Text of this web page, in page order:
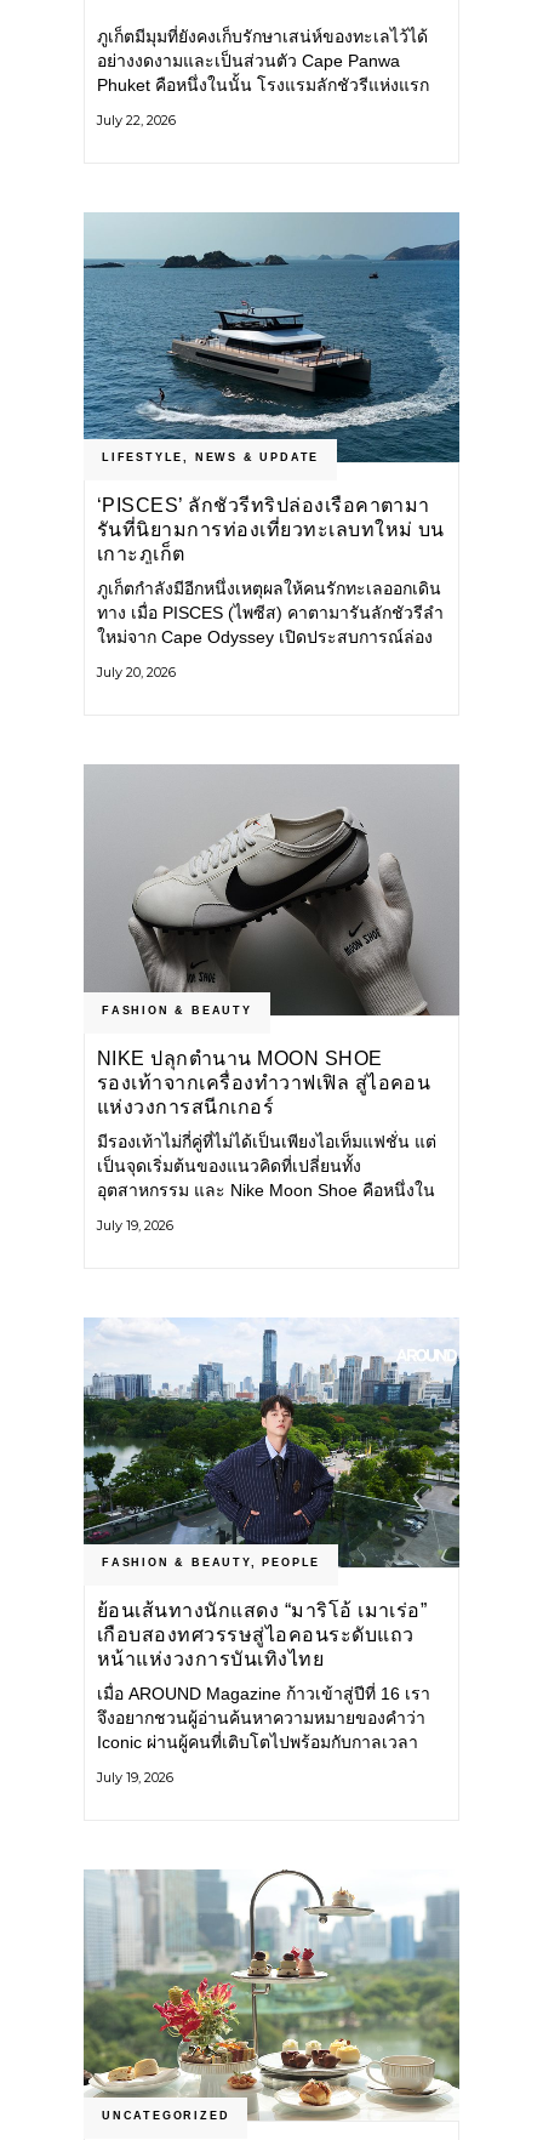
ภูเก็ตมีมุมที่ยังคงเก็บรักษาเสน่ห์ของทะเลไว้ได้
อย่างงดงามและเป็นส่วนตัว Cape Panwa
Phuket คือหนึ่งในนั้น โรงแรมลักชัวรีแห่งแรก
แหลมพันวา ทางตะวันออกเฉียงใต้ของเกาะ
July 22, 2026
LIFESTYLE, NEWS & UPDATE
‘PISCES’ ลักชัวรีทริปล่องเรือคาตามา
รันที่นิยามการท่องเที่ยวทะเลบทใหม่ บน
เกาะภูเก็ต
ภูเก็ตกำลังมีอีกหนึ่งเหตุผลให้คนรักทะเลออกเดิน
ทาง เมื่อ PISCES (ไพซีส) คาตามารันลักชัวรีลำ
ใหม่จาก Cape Odyssey เปิดประสบการณ์ล่อง
ไป ผสานความสะดวกสบายแบบโรงแรมระดับ
July 20, 2026
FASHION & BEAUTY
NIKE ปลุกตำนาน MOON SHOE
รองเท้าจากเครื่องทำวาฟเฟิล สู่ไอคอน
แห่งวงการสนีกเกอร์
มีรองเท้าไม่กี่คู่ที่ไม่ได้เป็นเพียงไอเท็มแฟชั่น แต่
เป็นจุดเริ่มต้นของแนวคิดที่เปลี่ยนทั้ง
อุตสาหกรรม และ Nike Moon Shoe คือหนึ่งใน
ศตวรรษก่อน กำลังกลับมาอีกครั้ง พร้อมพาเรื่อง
July 19, 2026
FASHION & BEAUTY, PEOPLE
ย้อนเส้นทางนักแสดง “มาริโอ้ เมาเร่อ”
เกือบสองทศวรรษสู่ไอคอนระดับแถว
หน้าแห่งวงการบันเทิงไทย
เมื่อ AROUND Magazine ก้าวเข้าสู่ปีที่ 16 เรา
จึงอยากชวนผู้อ่านค้นหาความหมายของคำว่า
Iconic ผ่านผู้คนที่เติบโตไปพร้อมกับกาลเวลา
คือ มาริโอ้ เมาเร่อ
July 19, 2026
UNCATEGORIZED